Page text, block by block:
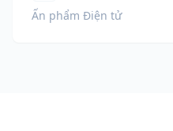
Ấn phẩm Điện tử